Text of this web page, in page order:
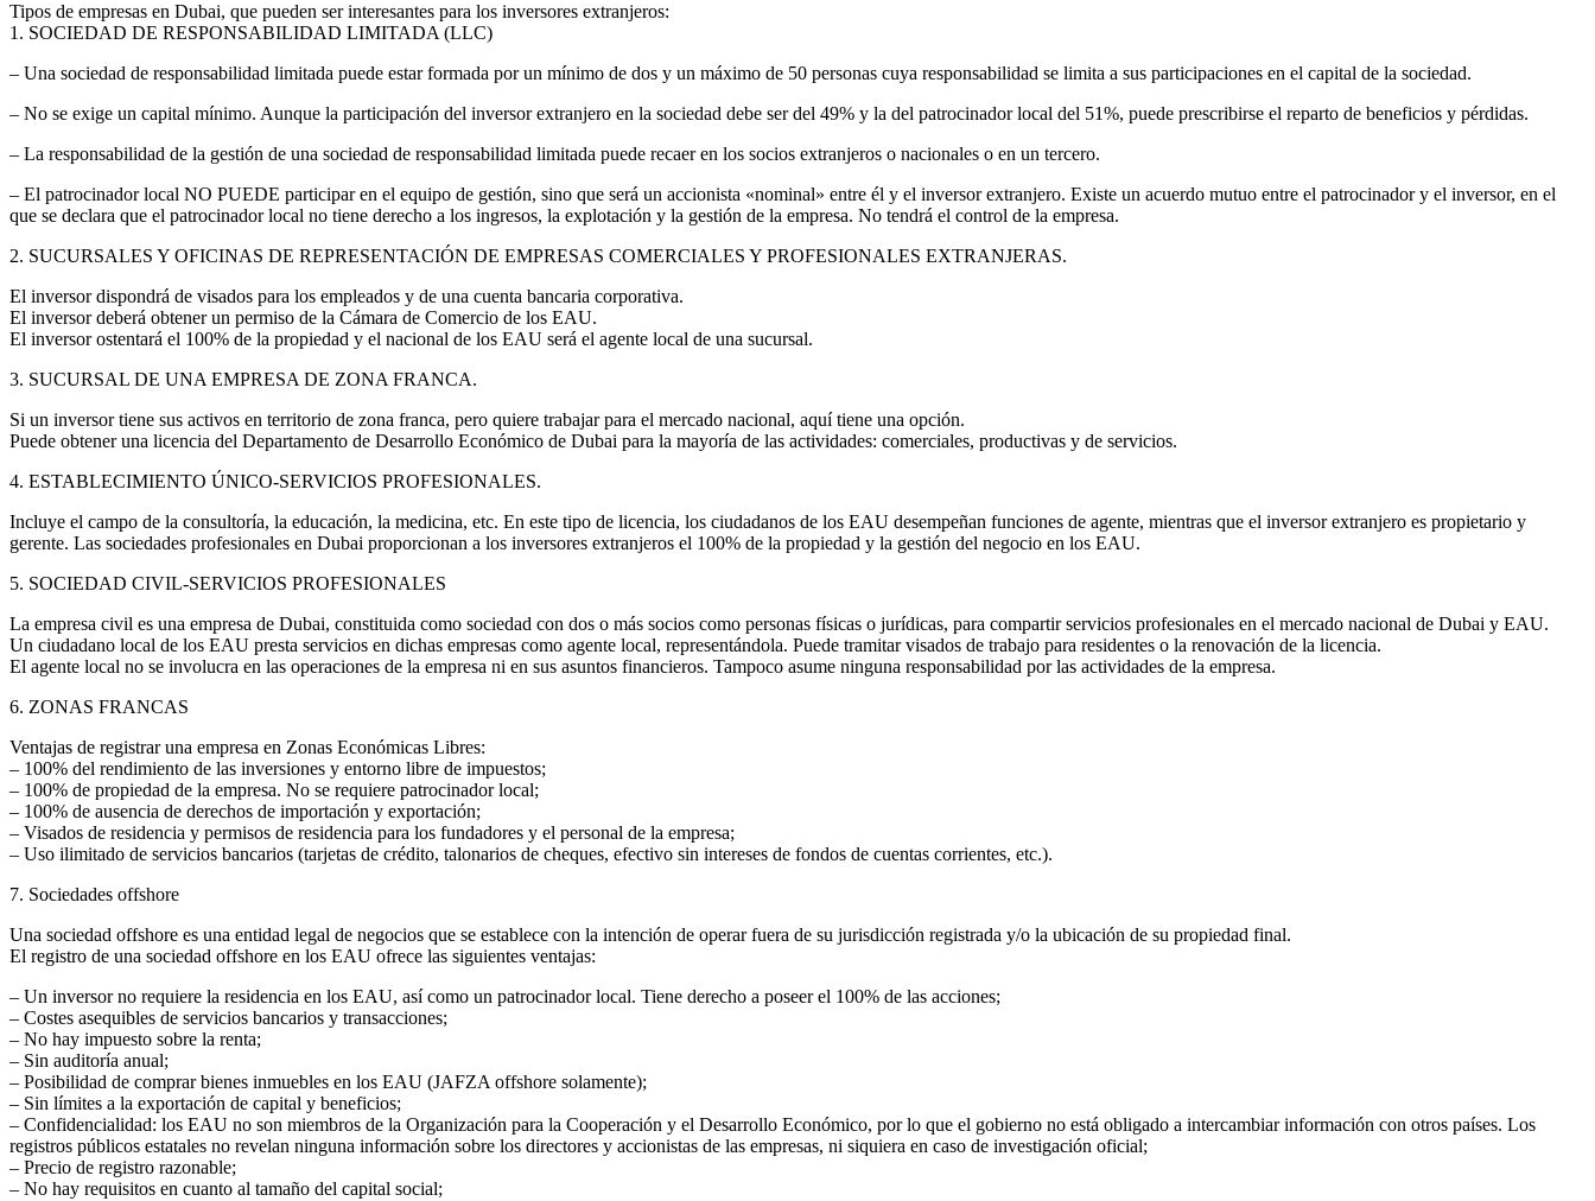
Tipos de empresas en Dubai, que pueden ser interesantes para los inversores extranjeros:
1. SOCIEDAD DE RESPONSABILIDAD LIMITADA (LLC)
– Una sociedad de responsabilidad limitada puede estar formada por un mínimo de dos y un máximo de 50 personas cuya responsabilidad se limita a sus participaciones en el capital de la sociedad.
– No se exige un capital mínimo. Aunque la participación del inversor extranjero en la sociedad debe ser del 49% y la del patrocinador local del 51%, puede prescribirse el reparto de beneficios y pérdidas.
– La responsabilidad de la gestión de una sociedad de responsabilidad limitada puede recaer en los socios extranjeros o nacionales o en un tercero.
– El patrocinador local NO PUEDE participar en el equipo de gestión, sino que será un accionista «nominal» entre él y el inversor extranjero. Existe un acuerdo mutuo entre el patrocinador y el inversor, en el
que se declara que el patrocinador local no tiene derecho a los ingresos, la explotación y la gestión de la empresa. No tendrá el control de la empresa.
2. SUCURSALES Y OFICINAS DE REPRESENTACIÓN DE EMPRESAS COMERCIALES Y PROFESIONALES EXTRANJERAS.
El inversor dispondrá de visados para los empleados y de una cuenta bancaria corporativa.
El inversor deberá obtener un permiso de la Cámara de Comercio de los EAU.
El inversor ostentará el 100% de la propiedad y el nacional de los EAU será el agente local de una sucursal.
3. SUCURSAL DE UNA EMPRESA DE ZONA FRANCA.
Si un inversor tiene sus activos en territorio de zona franca, pero quiere trabajar para el mercado nacional, aquí tiene una opción.
Puede obtener una licencia del Departamento de Desarrollo Económico de Dubai para la mayoría de las actividades: comerciales, productivas y de servicios.
4. ESTABLECIMIENTO ÚNICO-SERVICIOS PROFESIONALES.
Incluye el campo de la consultoría, la educación, la medicina, etc. En este tipo de licencia, los ciudadanos de los EAU desempeñan funciones de agente, mientras que el inversor extranjero es propietario y
gerente. Las sociedades profesionales en Dubai proporcionan a los inversores extranjeros el 100% de la propiedad y la gestión del negocio en los EAU.
5. SOCIEDAD CIVIL-SERVICIOS PROFESIONALES
La empresa civil es una empresa de Dubai, constituida como sociedad con dos o más socios como personas físicas o jurídicas, para compartir servicios profesionales en el mercado nacional de Dubai y EAU.
Un ciudadano local de los EAU presta servicios en dichas empresas como agente local, representándola. Puede tramitar visados de trabajo para residentes o la renovación de la licencia.
El agente local no se involucra en las operaciones de la empresa ni en sus asuntos financieros. Tampoco asume ninguna responsabilidad por las actividades de la empresa.
6. ZONAS FRANCAS
Ventajas de registrar una empresa en Zonas Económicas Libres:
– 100% del rendimiento de las inversiones y entorno libre de impuestos;
– 100% de propiedad de la empresa. No se requiere patrocinador local;
– 100% de ausencia de derechos de importación y exportación;
– Visados de residencia y permisos de residencia para los fundadores y el personal de la empresa;
– Uso ilimitado de servicios bancarios (tarjetas de crédito, talonarios de cheques, efectivo sin intereses de fondos de cuentas corrientes, etc.).
7. Sociedades offshore
Una sociedad offshore es una entidad legal de negocios que se establece con la intención de operar fuera de su jurisdicción registrada y/o la ubicación de su propiedad final.
El registro de una sociedad offshore en los EAU ofrece las siguientes ventajas:
– Un inversor no requiere la residencia en los EAU, así como un patrocinador local. Tiene derecho a poseer el 100% de las acciones;
– Costes asequibles de servicios bancarios y transacciones;
– No hay impuesto sobre la renta;
– Sin auditoría anual;
– Posibilidad de comprar bienes inmuebles en los EAU (JAFZA offshore solamente);
– Sin límites a la exportación de capital y beneficios;
– Confidencialidad: los EAU no son miembros de la Organización para la Cooperación y el Desarrollo Económico, por lo que el gobierno no está obligado a intercambiar información con otros países. Los
registros públicos estatales no revelan ninguna información sobre los directores y accionistas de las empresas, ni siquiera en caso de investigación oficial;
– Precio de registro razonable;
– No hay requisitos en cuanto al tamaño del capital social;